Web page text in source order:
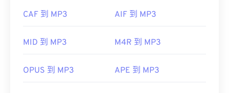
https://en.wikipedia.org/wiki/Windows_Media_Video
以比特币支付赎金的恶意软件，但幸运的是，它现已
制定者：
运动图像专家组
首次发行： 1993年
CAF 到 MP3 AIF 到 MP3
MID 到 MP3 M4R 到 MP3
OPUS 到 MP3 APE 到 MP3